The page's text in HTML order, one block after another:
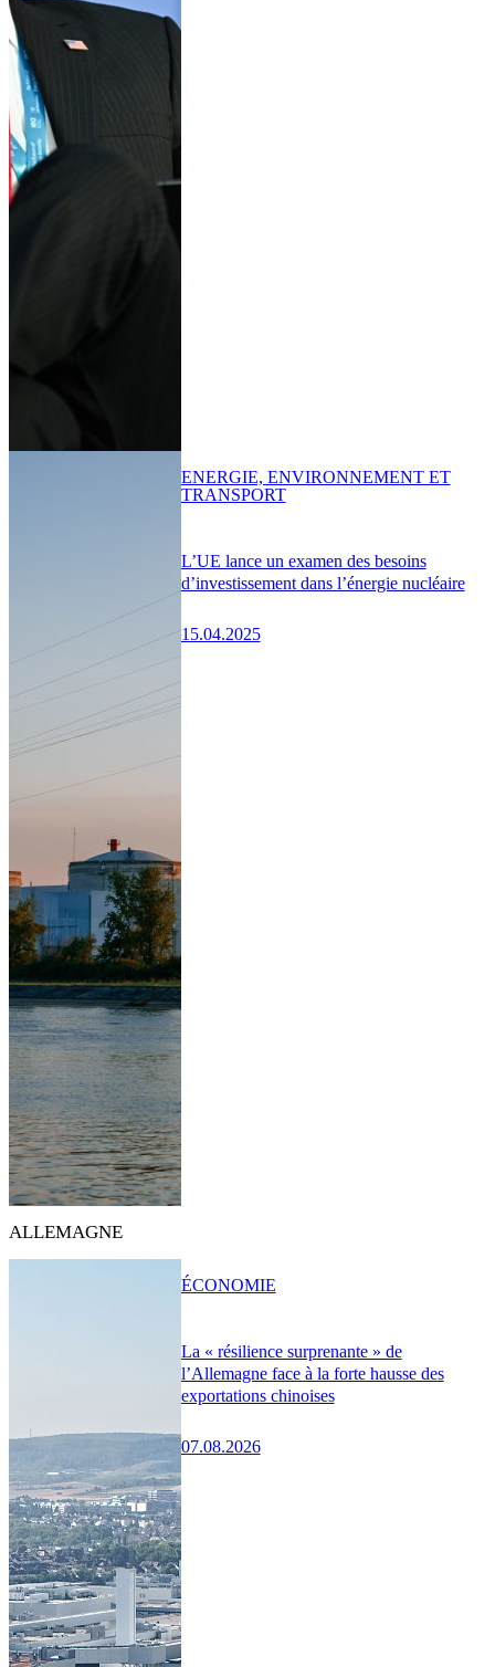
L’UE lance un examen des besoins
d’investissement dans l’énergie nucléaire
15.04.2025
ENERGIE, ENVIRONNEMENT ET
TRANSPORT
ALLEMAGNE
La « résilience surprenante » de
l’Allemagne face à la forte hausse des
exportations chinoises
07.08.2026
ÉCONOMIE